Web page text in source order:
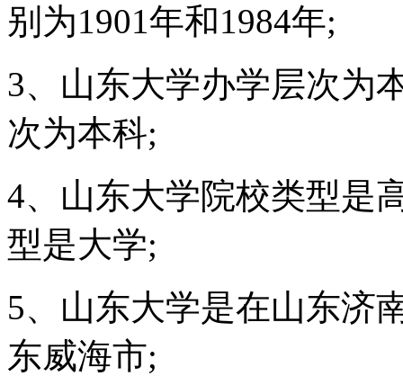
别为1901年和1984年;
3、山东大学办学层次为
次为本科;
4、山东大学院校类型是
型是大学;
5、山东大学是在山东济
东威海市;